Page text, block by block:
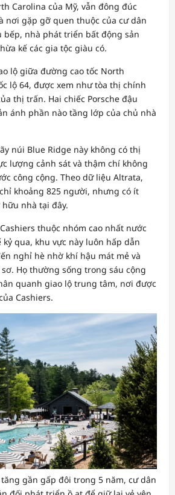
Carolina của Mỹ, vẫn đông đúc
nơi gặp gỡ quen thuộc của cư dân
nhà phát triển bất động sản
kế các gia tộc giàu có.
lộ giữa đường cao tốc North
lộ 64, được xem như tòa thị chính
thị trấn. Hai chiếc Porsche đậu
ánh phần nào tầng lớp của chủ nhà
núi Blue Ridge này không có thị
lượng cảnh sát và thậm chí không
công cộng. Theo dữ liệu Altrata,
khoảng 825 người, nhưng có ít
nhà tại đây.
thuộc nhóm cao nhất nước
kỷ qua, khu vực này luôn hấp dẫn
nghỉ hè nhờ khí hậu mát mẻ và
Họ thường sống trong sáu cộng
quanh giao lộ trung tâm, nơi được
Cashiers.
gần gấp đôi trong 5 năm, cư dân